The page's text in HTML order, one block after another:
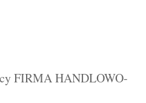
FIRMA HANDLOWO-